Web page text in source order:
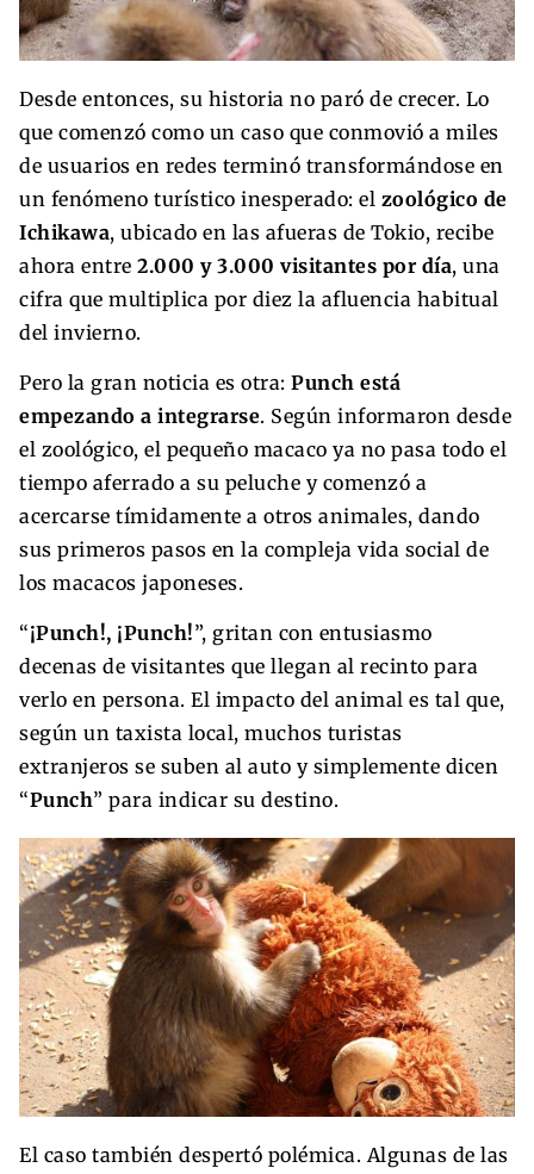
Desde entonces, su historia no paró de crecer. Lo
que comenzó como un caso que conmovió a miles
de usuarios en redes terminó transformándose en
un fenómeno turístico inesperado: el zoológico de
Ichikawa, ubicado en las afueras de Tokio, recibe
ahora entre 2.000 y 3.000 visitantes por día, una
cifra que multiplica por diez la afluencia habitual
del invierno.
Pero la gran noticia es otra: Punch está
empezando a integrarse. Según informaron desde
el zoológico, el pequeño macaco ya no pasa todo el
tiempo aferrado a su peluche y comenzó a
acercarse tímidamente a otros animales, dando
sus primeros pasos en la compleja vida social de
los macacos japoneses.
“¡Punch!, ¡Punch!”, gritan con entusiasmo
decenas de visitantes que llegan al recinto para
verlo en persona. El impacto del animal es tal que,
según un taxista local, muchos turistas
extranjeros se suben al auto y simplemente dicen
“Punch” para indicar su destino.
El caso también despertó polémica. Algunas de las